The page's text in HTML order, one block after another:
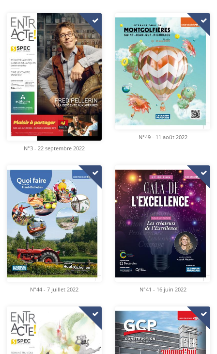
N°3 - 22 septembre 2022
N°49 - 11 août 2022
N°44 - 7 juillet 2022 N°41 - 16 juin 2022